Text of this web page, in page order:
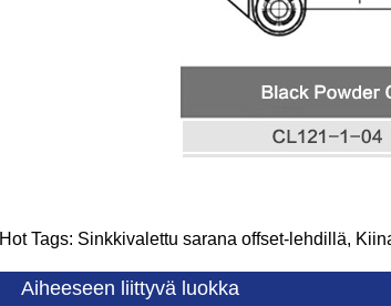
Hot Tags: Sinkkivalettu sarana offset-lehdillä,
Aiheeseen liittyvä luokka